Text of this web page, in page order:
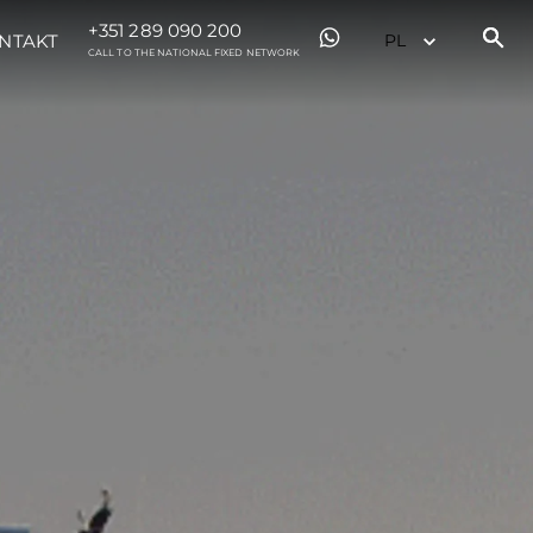
+351 289 090 200
CALL TO THE NATIONAL FIXED NETWORK